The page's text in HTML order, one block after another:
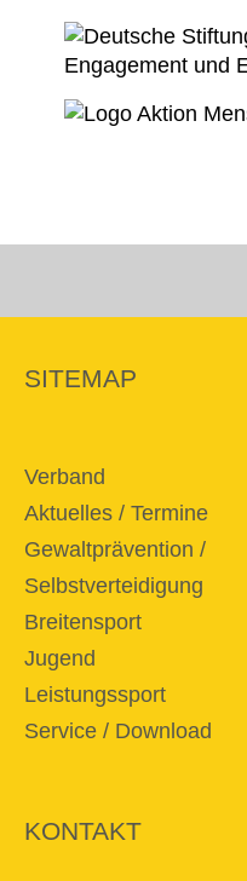
SITEMAP
Verband
Aktuelles / Termine
Gewaltprävention /
Selbstverteidigung
Breitensport
Jugend
Leistungssport
Service / Download
KONTAKT